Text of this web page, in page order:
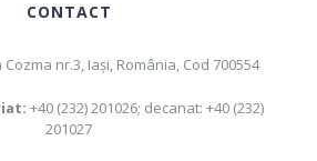
CONTACT
Cozma nr.3, Iaşi, România, Cod 700554
+40 (232) 201026; decanat: +40 (232)
201027